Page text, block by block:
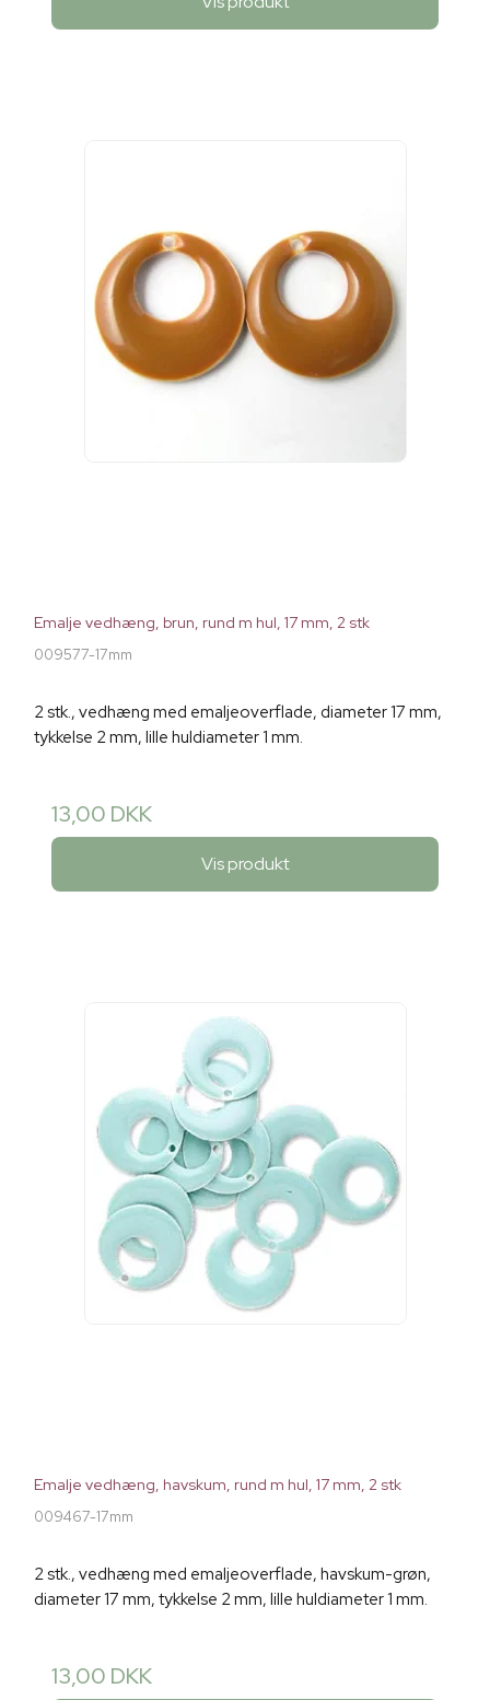
Emalje vedhæng, brun, rund m hul, 17 mm, 2 stk
009577-17mm
2 stk., vedhæng med emaljeoverflade, diameter 17 mm,
tykkelse 2 mm, lille huldiameter 1 mm.
13,00 DKK
Vis produkt
Emalje vedhæng, havskum, rund m hul, 17 mm, 2 stk
009467-17mm
2 stk., vedhæng med emaljeoverflade, havskum-grøn,
diameter 17 mm, tykkelse 2 mm, lille huldiameter 1 mm.
13,00 DKK